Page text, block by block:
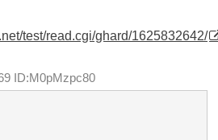
test/read.cgi/ghard/1625832642/
ID:M0pMzpc80